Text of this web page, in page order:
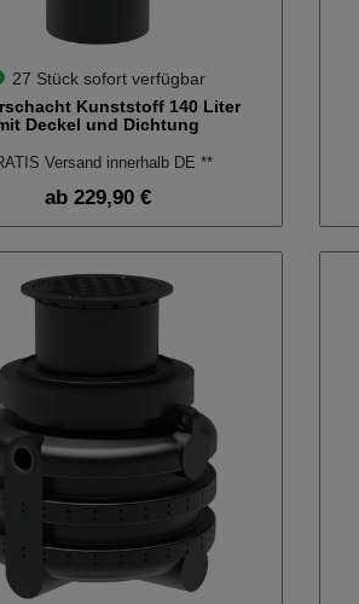
27 Stück sofort verfügbar
Kunststoff 140 Liter
Deckel und Dichtung
Versand innerhalb DE **
ab 229,90 €